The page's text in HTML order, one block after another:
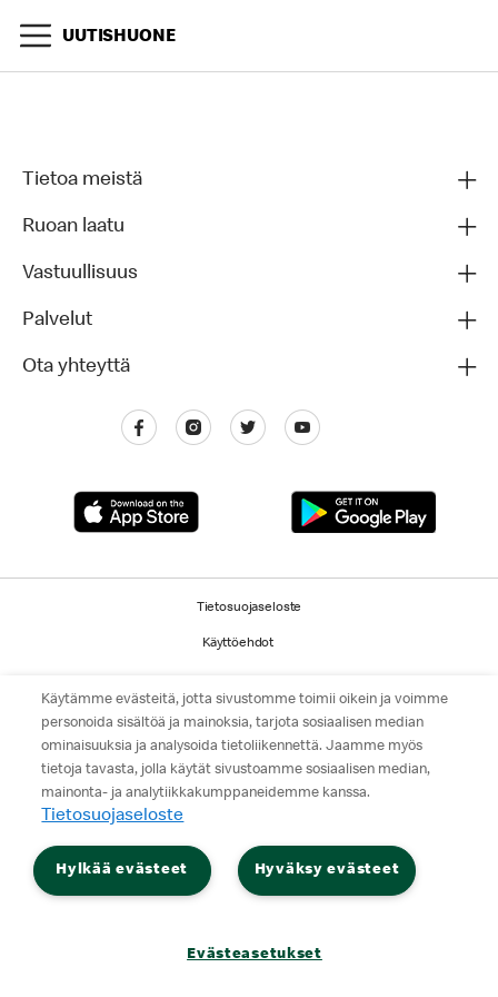
UUTISHUONE
Tietoa meistä
Ruoan laatu
Vastuullisuus
Palvelut
Ota yhteyttä
Tietosuojaseloste
Käyttöehdot
Käytämme evästeitä, jotta sivustomme toimii oikein ja voimme
personoida sisältöä ja mainoksia, tarjota sosiaalisen median
ominaisuuksia ja analysoida tietoliikennettä. Jaamme myös
tietoja tavasta, jolla käytät sivustoamme sosiaalisen median,
mainonta- ja analytiikkakumppaneidemme kanssa.
Tietosuojaseloste
Hyväksy evästeet
Hylkää evästeet
Evästeasetukset